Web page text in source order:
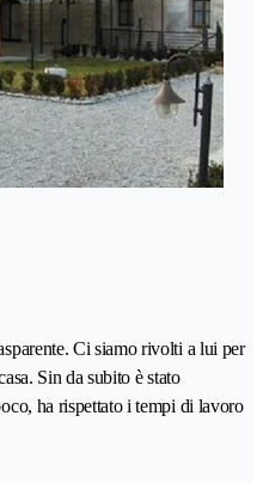
Ci siamo rivolti a lui per
Sin da subito è stato
ha rispettato i tempi di lavoro